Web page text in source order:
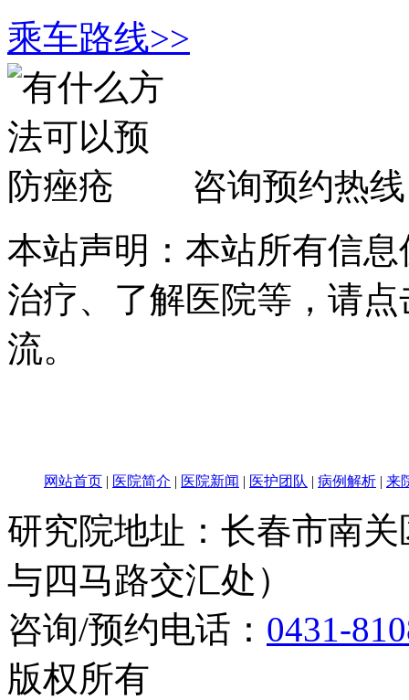
乘车路线>>
咨询预约热
本站声明：本站所有信
治疗、了解医院等，请
流。
网站首页 | 医院简介 | 医院新闻 | 医护团队 | 病例解析 | 来
研究院地址：长春市南
与四马路交汇处）
咨询/预约电话： 0431-
版权所有